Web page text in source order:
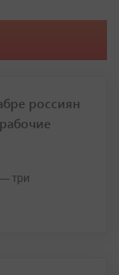
россиян
три